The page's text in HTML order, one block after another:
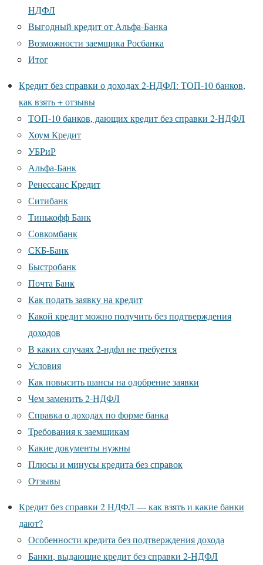
НДФЛ
Выгодный кредит от Альфа-Банка
Возможности заемщика Росбанка
Итог
Кредит без справки о доходах 2-НДФЛ: ТОП-10 банков,
как взять + отзывы
ТОП-10 банков, дающих кредит без справки 2-НДФЛ
Хоум Кредит
УБРиР
Альфа-Банк
Ренессанс Кредит
Ситибанк
Тинькофф Банк
Совкомбанк
СКБ-Банк
Быстробанк
Почта Банк
Как подать заявку на кредит
Какой кредит можно получить без подтверждения
доходов
В каких случаях 2-ндфл не требуется
Условия
Как повысить шансы на одобрение заявки
Чем заменить 2-НДФЛ
Справка о доходах по форме банка
Требования к заемщикам
Какие документы нужны
Плюсы и минусы кредита без справок
Отзывы
Кредит без справки 2 НДФЛ — как взять и какие банки
дают?
Особенности кредита без подтверждения дохода
Банки, выдающие кредит без справки 2-НДФЛ